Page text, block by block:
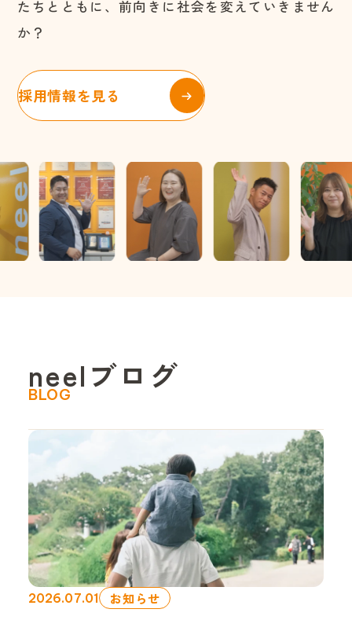
たちとともに、前向きに社会を変えていきません
か？
採用情報を見る
neelブロ グ
BLOG
2026.07.01 お知らせ